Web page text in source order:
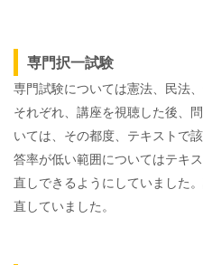
専門択一試験
専門試験については憲法、民法
それぞれ、講座を視聴した後、
いては、その都度、テキストで
答率が低い範囲についてはテキ
直しできるようにしていました
直していました。